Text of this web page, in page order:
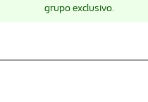
grupo exclusivo.